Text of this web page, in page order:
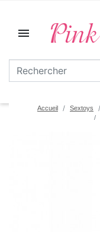

Accueil Sextoys